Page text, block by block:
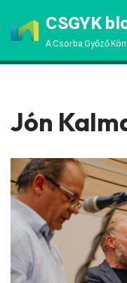
Skip
CSGYK
A Csorba Győző
Jón